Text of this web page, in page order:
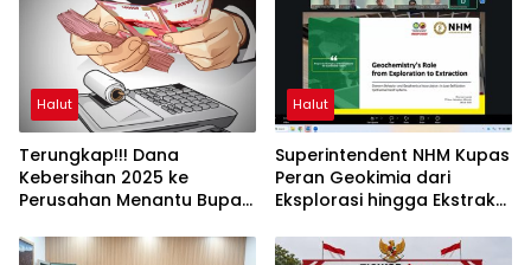
Halut
Terungkap!!! Dana
Kebersihan 2025 ke
Perusahan Menantu Bupati
Halut
Superintendent NHM Kupas
Peran Geokimia dari
Eksplorasi hingga Ekstraksi
UNG